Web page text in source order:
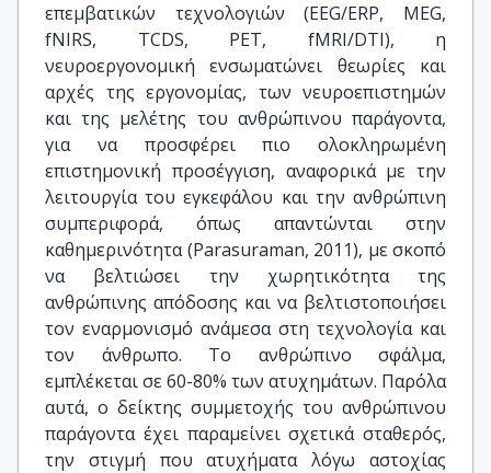
επεμβατικών τεχνολογιών (EEG/ERP, MEG,
fNIRS, TCDS, PET, fMRI/DTI), η
νευροεργονομική ενσωματώνει θεωρίες και
αρχές της εργονομίας, των νευροεπιστημών
και της μελέτης του ανθρώπινου παράγοντα,
για να προσφέρει πιο ολοκληρωμένη
επιστημονική προσέγγιση, αναφορικά με την
λειτουργία του εγκεφάλου και την ανθρώπινη
συμπεριφορά, όπως απαντώνται στην
καθημερινότητα (Parasuraman, 2011), με σκοπό
να βελτιώσει την χωρητικότητα της
ανθρώπινης απόδοσης και να βελτιστοποιήσει
τον εναρμονισμό ανάμεσα στη τεχνολογία και
τον άνθρωπο. Το ανθρώπινο σφάλμα,
εμπλέκεται σε 60-80% των ατυχημάτων. Παρόλα
αυτά, ο δείκτης συμμετοχής του ανθρώπινου
παράγοντα έχει παραμείνει σχετικά σταθερός,
την στιγμή που ατυχήματα λόγω αστοχίας